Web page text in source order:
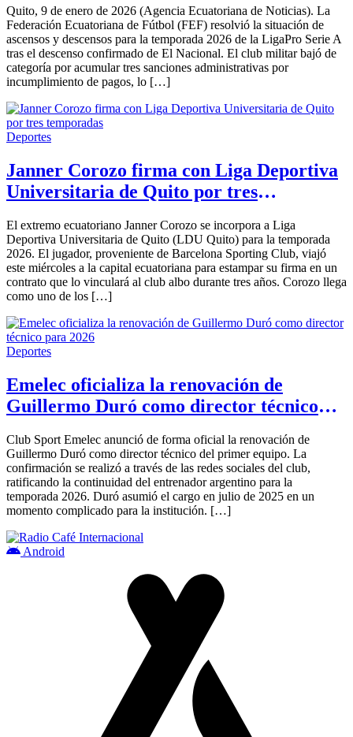
2026
Quito, 9 de enero de 2026 (Agencia Ecuatoriana de Noticias). La
Federación Ecuatoriana de Fútbol (FEF) resolvió la situación de
ascensos y descensos para la temporada 2026 de la LigaPro Serie A
tras el descenso confirmado de El Nacional. El club militar bajó de
categoría por acumular tres sanciones administrativas por
incumplimiento de pagos, lo […]
Deportes
Janner Corozo firma con Liga Deportiva
Universitaria de Quito por tres
El extremo ecuatoriano Janner Corozo se incorpora a Liga
Deportiva Universitaria de Quito (LDU Quito) para la temporada
2026. El jugador, proveniente de Barcelona Sporting Club, viajó
este miércoles a la capital ecuatoriana para estampar su firma en un
contrato que lo vinculará al club albo durante tres años. Corozo llega
como uno de los […]
Deportes
Emelec oficializa la renovación de
Guillermo Duró como director técnico
Club Sport Emelec anunció de forma oficial la renovación de
Guillermo Duró como director técnico del primer equipo. La
confirmación se realizó a través de las redes sociales del club,
ratificando la continuidad del entrenador argentino para la
temporada 2026. Duró asumió el cargo en julio de 2025 en un
momento complicado para la institución. […]
Android